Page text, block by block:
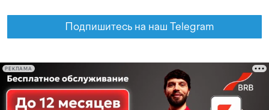
Подпишитесь на наш Telegram
РЕКЛАМА